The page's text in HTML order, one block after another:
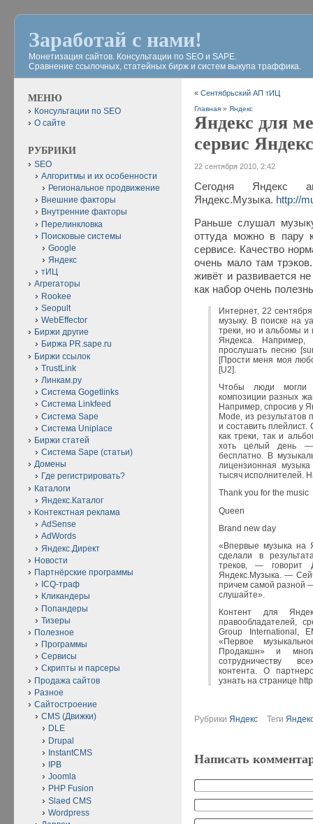
Заработай с нами!
Монетизация сайтов. Консультации по SEO и SAPE.
Сравнение ссылочных, статейных бирж и систем выкупа траффика.
«Сентябрьский АП тИЦ
Главная »Яндекс
Яндекс для
сервис
22 сентября 2010, 2:42
Сегодня Яндекс
Яндекс.Музыка. http://
Раньше слушал
оттуда можно в пару
сервисе. Качество
очень мало там
живёт и развивается
как набор очень
Интернет, 22
музыку. В поиске на
треки, но и альбомы и
Яндекса. Например,
прослушать песню
[Прости меня моя
[U2].
Чтобы люди могли
композиции разных
Например, спросив у
Mode, из
и составить
как треки, так и
хоть целый день —
бесплатно. В
лицензионная
тысяч исполнителей.
Thank you for the music
Queen
Brand new day
«Впервые музыка на
сделали в
треков, — говорит
Яндекс.Музыка. —
причем самой разной
слушайте».
Контент для
правообладателей,
Group International,
«Первое
Продакшн» и
сотрудничеству
контента. О
узнать на странице
Рубрики Яндекс Теги
Написать
МЕНЮ
Консультации по SEO
О сайте
РУБРИКИ
SEO
Алгоритмы и их особенности
Региональное продвижение
Внешние факторы
Внутренние факторы
Перелинкловка
Поисковые системы
Google
Яндекс
тИЦ
Агрегаторы
Rookee
Seopult
WebEffector
Биржи другие
Биржа PR.sape.ru
Биржи ссылок
TrustLink
Линкам.ру
Система Gogetlinks
Система Linkfeed
Система Sape
Система Uniplace
Биржи статей
Система Sape (статьи)
Домены
Где регистрировать?
Каталоги
Яндекс.Каталог
Контекстная реклама
AdSense
AdWords
Яндекс.Директ
Новости
Партнёрские программы
ICQ-траф
Кликандеры
Попандеры
Тизеры
Полезное
Программы
Сервисы
Скрипты и парсеры
Продажа сайтов
Разное
Сайтостроение
CMS (Движки)
DLE
Drupal
InstantCMS
IPB
Joomla
PHP Fusion
Slaed CMS
Wordpress